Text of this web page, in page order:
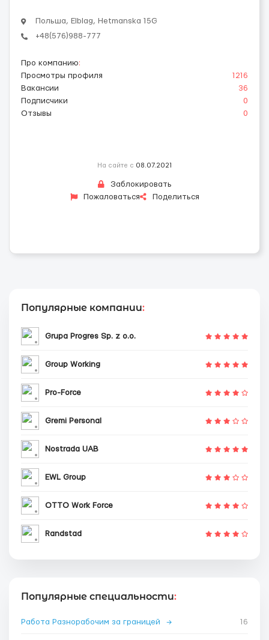
Польша, Elblag, Hetmanska 15G
+48(576)988-777
Про компанию:
Просмотры профиля
1216
Вакансии
36
Подписчики
0
Отзывы
0
На сайте с 08.07.2021
Заблокировать
Пожаловаться
Поделиться
Популярные компании:
Grupa Progres Sp. z o.o.
Group Working
Pro-Force
Gremi Personal
Nostrada UAB
EWL Group
OTTO Work Force
Randstad
Популярные специальности:
Работа Разнорабочим за границей → 16